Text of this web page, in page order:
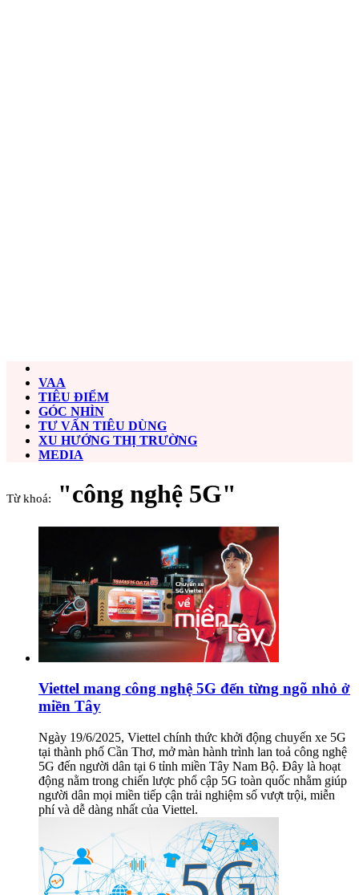
VAA
TIÊU ĐIỂM
GÓC NHÌN
TƯ VẤN TIÊU DÙNG
XU HƯỚNG THỊ TRƯỜNG
MEDIA
Từ khoá: "công nghệ 5G"
Viettel mang công nghệ 5G đến từng ngõ nhỏ ở
miền Tây
Ngày 19/6/2025, Viettel chính thức khởi động chuyến xe 5G
tại thành phố Cần Thơ, mở màn hành trình lan toả công nghệ
5G đến người dân tại 6 tỉnh miền Tây Nam Bộ. Đây là hoạt
động nằm trong chiến lược phổ cập 5G toàn quốc nhằm giúp
người dân mọi miền tiếp cận trải nghiệm số vượt trội, miễn
phí và dễ dàng nhất của Viettel.